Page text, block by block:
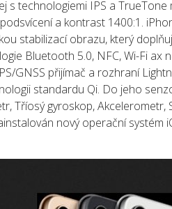
s technologiemi IPS a
a kontrast 1400:1.
stabilizací obrazu, který
Bluetooth 5.0, NFC, Wi-Fi ax
GNSS přijímač a rozhraní
standardu Qi. Do jeho
Tříosý gyroskop, Akcelerometr,
nový operační systém